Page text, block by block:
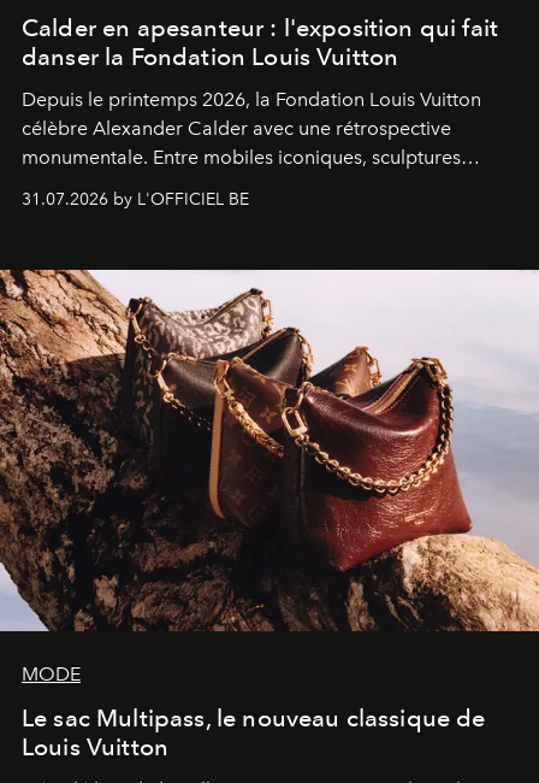
Calder en apesanteur : l'exposition qui fait
danser la Fondation Louis Vuitton
Depuis le printemps 2026, la Fondation Louis Vuitton
célèbre Alexander Calder avec une rétrospective
monumentale. Entre mobiles iconiques, sculptures
américain investit les espaces imaginés par Frank Gehry
sculpture.
31.07.2026 by L'OFFICIEL BE
MODE
Le sac Multipass, le nouveau classique de
Louis Vuitton